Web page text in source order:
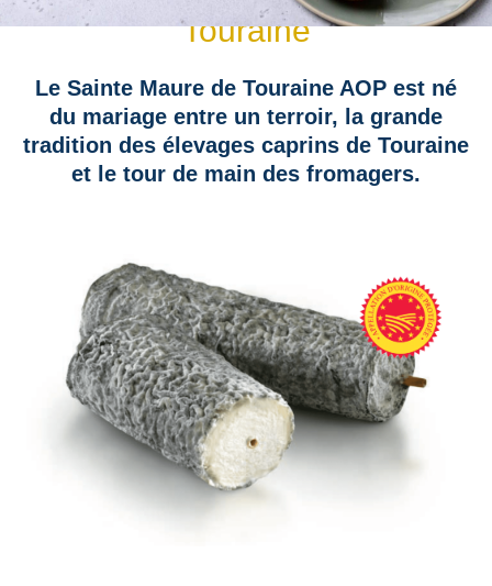
Touraine
Le Sainte Maure de Touraine AOP est né
du mariage entre un terroir, la grande
tradition des élevages caprins de Touraine
et le tour de main des fromagers.